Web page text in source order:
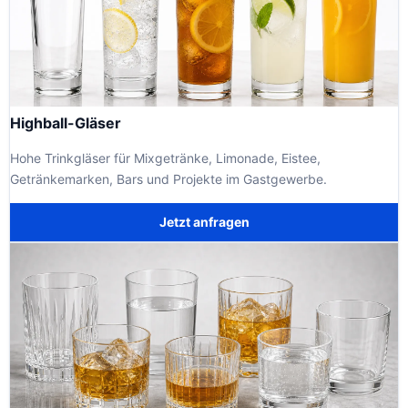
Highball-Gläser
Hohe Trinkgläser für Mixgetränke, Limonade, Eistee,
Getränkemarken, Bars und Projekte im Gastgewerbe.
Jetzt anfragen